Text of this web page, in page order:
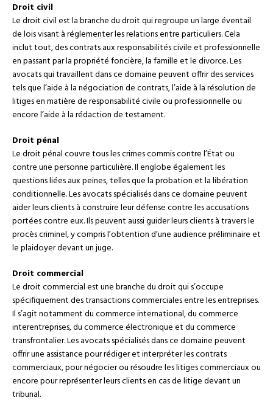
Droit civil
Le droit civil est la branche du droit qui regroupe un large éventail
de lois visant à réglementer les relations entre particuliers. Cela
inclut tout, des contrats aux responsabilités civile et professionnelle
en passant par la propriété foncière, la famille et le divorce. Les
avocats qui travaillent dans ce domaine peuvent offrir des services
tels que l’aide à la négociation de contrats, l’aide à la résolution de
litiges en matière de responsabilité civile ou professionnelle ou
encore l’aide à la rédaction de testament.
Droit pénal
Le droit pénal couvre tous les crimes commis contre l’État ou
contre une personne particulière. Il englobe également les
questions liées aux peines, telles que la probation et la libération
conditionnelle. Les avocats spécialisés dans ce domaine peuvent
aider leurs clients à construire leur défense contre les accusations
portées contre eux. Ils peuvent aussi guider leurs clients à travers le
procès criminel, y compris l’obtention d’une audience préliminaire et
le plaidoyer devant un juge.
Droit commercial
Le droit commercial est une branche du droit qui s’occupe
spécifiquement des transactions commerciales entre les entreprises.
Il s’agit notamment du commerce international, du commerce
interentreprises, du commerce électronique et du commerce
transfrontalier. Les avocats spécialisés dans ce domaine peuvent
offrir une assistance pour rédiger et interpréter les contrats
commerciaux, pour négocier ou résoudre les litiges commerciaux ou
encore pour représenter leurs clients en cas de litige devant un
tribunal.